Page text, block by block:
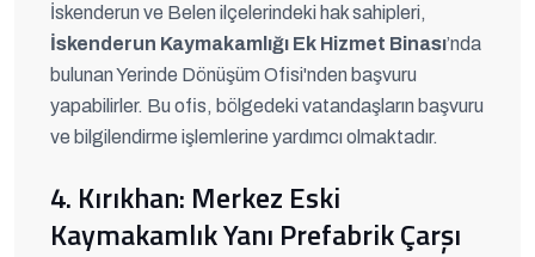
İskenderun ve Belen ilçelerindeki hak sahipleri,
İskenderun Kaymakamlığı Ek Hizmet Binası’nda
bulunan Yerinde Dönüşüm Ofisi'nden başvuru
yapabilirler. Bu ofis, bölgedeki vatandaşların başvuru
ve bilgilendirme işlemlerine yardımcı olmaktadır.
4. Kırıkhan: Merkez Eski
Kaymakamlık Yanı Prefabrik Çarşı